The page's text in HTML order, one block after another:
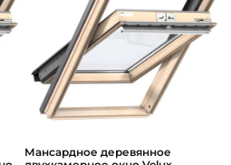
Мансардное деревянное